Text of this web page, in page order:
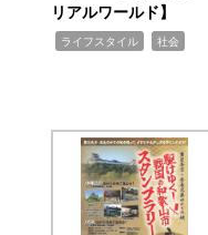
リアルワールド】
ライフスタイル 社会